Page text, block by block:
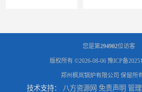
您是第294902位访客
版权所有 ©2026-08-06 豫ICP备
郑州枫岚锅炉有限公司 保留所
技术支持： 八方资源网 免责声明 管